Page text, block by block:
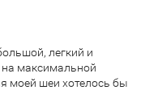
легкий и
максимальной
моей шеи хотелось бы